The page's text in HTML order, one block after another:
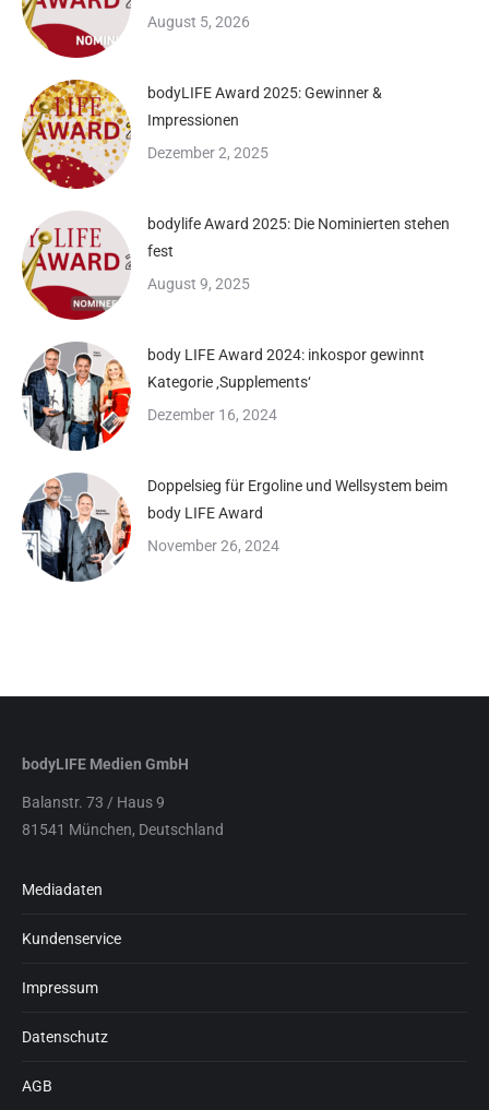
August 5, 2026
bodyLIFE Award 2025: Gewinner &
Impressionen
Dezember 2, 2025
bodylife Award 2025: Die Nominierten stehen
fest
August 9, 2025
body LIFE Award 2024: inkospor gewinnt
Kategorie ‚Supplements‘
Dezember 16, 2024
Doppelsieg für Ergoline und Wellsystem beim
body LIFE Award
November 26, 2024
bodyLIFE Medien GmbH
Balanstr. 73 / Haus 9
81541 München, Deutschland
Mediadaten
Kundenservice
Impressum
Datenschutz
AGB